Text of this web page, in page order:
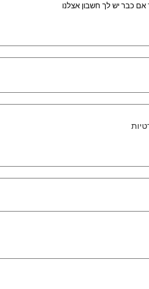
אם כבר יש לך חשבון אצלנו